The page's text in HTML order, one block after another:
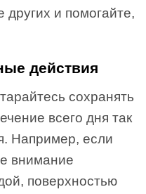
других и помогайте,
действия
сохранять
всего дня так
Например, если
внимание
поверхностью